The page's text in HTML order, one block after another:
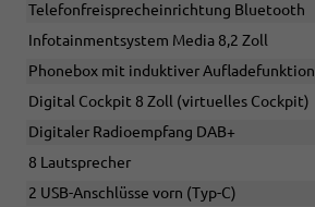
Telefonfreisprecheinrichtung Bluetooth
Infotainmentsystem Media 8,2 Zoll
Phonebox mit induktiver Aufladefunktion
Digital Cockpit 8 Zoll (virtuelles Cockpit)
Digitaler Radioempfang DAB+
8 Lautsprecher
2 USB-Anschlüsse vorn (Typ-C)